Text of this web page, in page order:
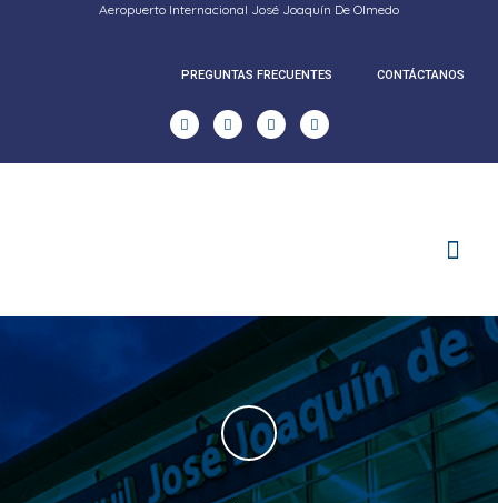
Aeropuerto Internacional José Joaquín De Olmedo
PREGUNTAS FRECUENTES CONTÁCTANOS